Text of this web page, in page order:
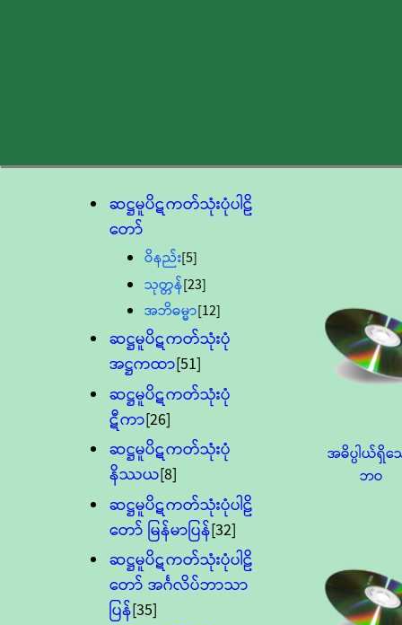
ဆဋ္ဌမူပိဋကတ်သုံးပုံပါဠိ
တော်
ဝိနည်း[5]
သုတ္တန်[23]
အဘိဓမ္မာ[12]
ဆဋ္ဌမူပိဋကတ်သုံးပုံ
အဋ္ဌကထာ[51]
ဆဋ္ဌမူပိဋကတ်သုံးပုံ
ဋီကာ[26]
ဆဋ္ဌမူပိဋကတ်သုံးပုံ
နိဿယ[8]
ဆဋ္ဌမူပိဋကတ်သုံးပုံပါဠိ
တော် မြန်မာပြန်[32]
ဆဋ္ဌမူပိဋကတ်သုံးပုံပါဠိ
တော် အင်္ဂလိပ်ဘာသာ
ပြန်[35]
အဓိပ္ပါယ်ရှိ
ဘဝ